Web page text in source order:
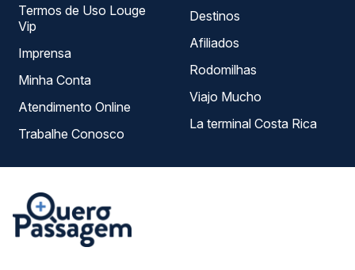
Termos de Uso Louge
Vip
Imprensa
Minha Conta
Atendimento Online
Trabalhe Conosco
Destinos
Afiliados
Rodomilhas
Viajo Mucho
La terminal Costa Rica